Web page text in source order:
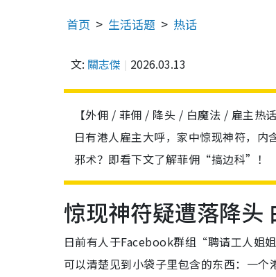
首页 生活话题 热话
文: 關志傑 2026.03.13
【外佣 / 菲佣 / 降头 / 白魔法 / 雇主
日有港人雇主大呼，家中惊现神符，
邪术？即看下文了解菲佣“搞边科”！
惊现神符疑遭落降头
日前有人于Facebook群组“聘请工人姐
可以清楚见到小袋子里包含的东西：一